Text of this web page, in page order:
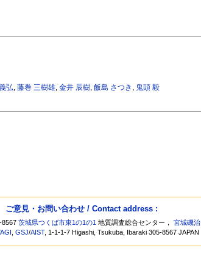
弘,藤巻 三樹雄,金井 辰樹,飯島 さつき , 鬼頭 毅
ご意見・お問い合わせ / Contact address :
8567茨城県つくば市東1の1の1 地質調査総合センター，宮城磯治
,GSJ/AIST, 1-1-1-7 Higashi, Tsukuba, Ibaraki 305-8567 JAPAN